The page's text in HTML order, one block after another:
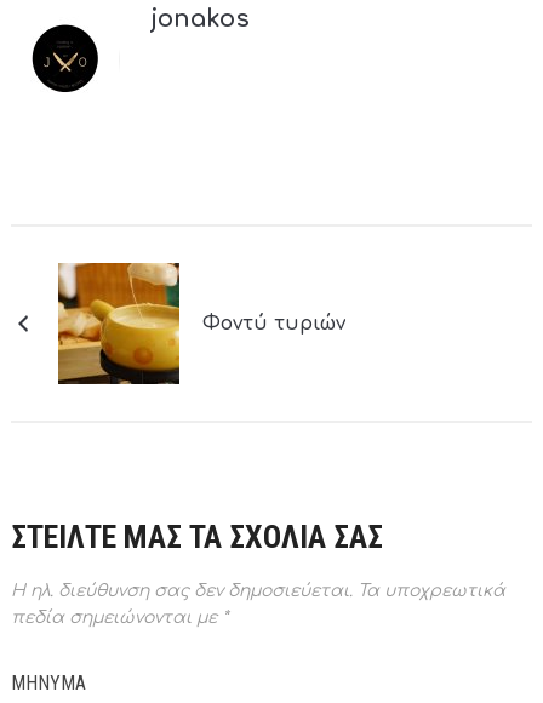
jonakos
Φοντύ τυριών
ΣΤΕΙΛΤΕ ΜΑΣ ΤΑ ΣΧΟΛΙΑ ΣΑΣ
Η ηλ. διεύθυνση σας δεν δημοσιεύεται. Τα υποχρεωτικά
πεδία σημειώνονται με *
ΜΗΝΥΜΑ